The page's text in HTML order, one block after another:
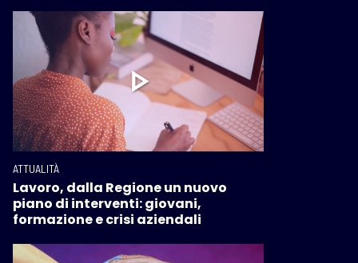
ATTUALITÀ
Lavoro, dalla Regione un nuovo
piano di interventi: giovani,
formazione e crisi aziendali